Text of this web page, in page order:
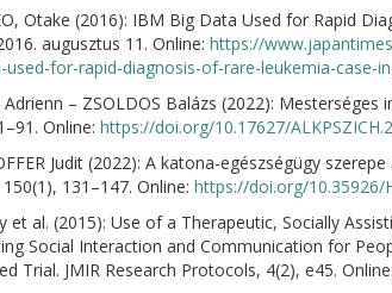
Otake (2016): IBM Big Data Used for Rapid
augusztus 11. Online: https://
used-for-rapid-diagnosis-of-rare-leukemia-case-
Adrienn – ZSOLDOS Balázs (2022):
Online: https://doi.org/10.17627/
Judit (2022): A katona-egészségügy
131–147. Online: https://doi.org/10.35926/
et al. (2015): Use of a Therapeutic, Socially
Social Interaction and Communication for
Trial. JMIR Research Protocols, 4(2), e45. Online: